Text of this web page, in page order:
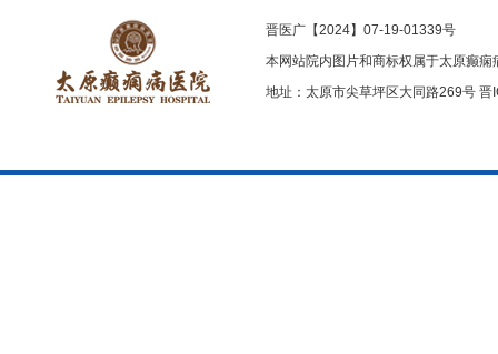
晋医广【2024】07-19-01339号
本网站院内图片和商标权属于太原癫
地址：太原市尖草坪区大同路269号 晋